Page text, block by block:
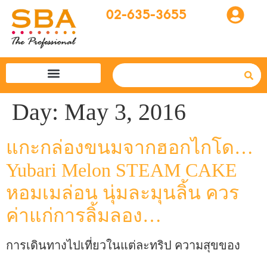
02-635-3655
Day: May 3, 2016
แกะกล่องขนมจากฮอกไกโด…
Yubari Melon STEAM CAKE
หอมเมล่อน นุ่มละมุนลิ้น ควร
ค่าแก่การลิ้มลอง…
การเดินทางไปเที่ยวในแต่ละทริป ความสุขของ